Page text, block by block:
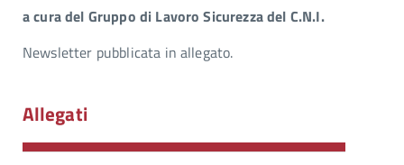
a cura del Gruppo di Lavoro Sicurezza del C.N.I.
Newsletter pubblicata in allegato.
Allegati